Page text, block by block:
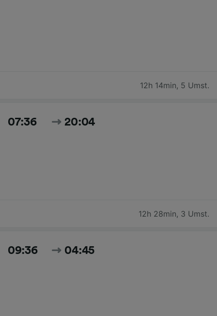
12h 14min, 5 Umst.
07:36 20:04
12h 28min, 3 Umst.
09:36 04:45